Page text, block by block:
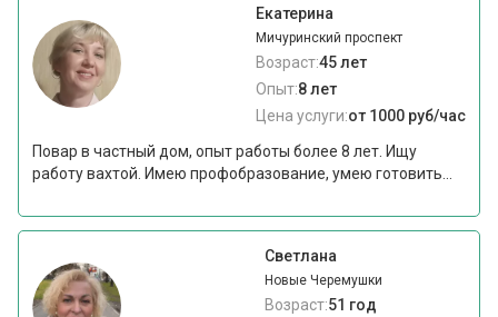
Екатерина
Мичуринский проспект
Возраст:45 лет
Опыт:8 лет
Цена услуги:от 1000 руб/час
Повар в частный дом, опыт работы более 8 лет. Ищу
работу вахтой. Имею профобразование, умею готовить...
Светлана
Новые Черемушки
Возраст:51 год